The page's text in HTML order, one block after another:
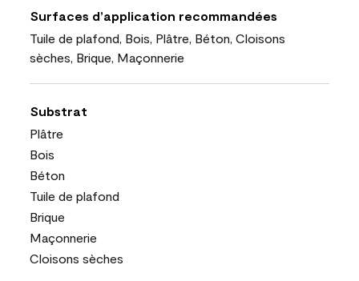
Surfaces d’application recommandées
Tuile de plafond, Bois, Plâtre, Béton, Cloisons
sèches, Brique, Maçonnerie
Substrat
Plâtre
Bois
Béton
Tuile de plafond
Brique
Maçonnerie
Cloisons sèches